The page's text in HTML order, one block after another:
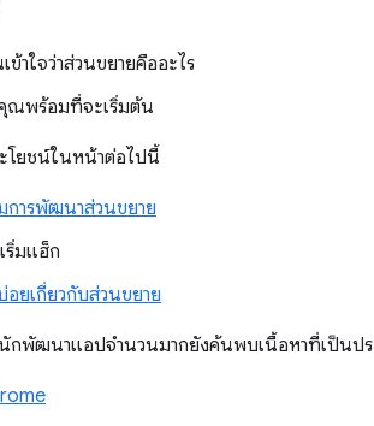
าใจว่าส่วนขยายคืออะไร
ณพร้อมที่จะเริ่มต้น
โยชน์ในหน้าต่อไปนี้
การพัฒนาส่วนขยาย
ริ่มแฮ็ก
ยเกี่ยวกับส่วนขยาย
กพัฒนาแอปจำนวนมากยังค้นพบเนื้อหาที่เป็นป